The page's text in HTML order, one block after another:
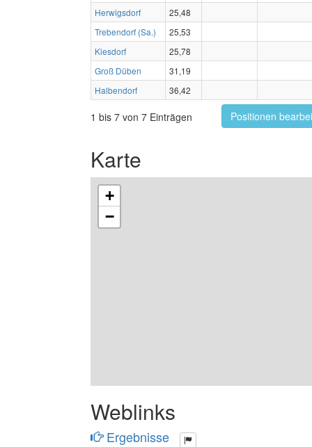
Herwigsdorf
25,48
Trebendorf (Sa.)
25,53
Kiesdorf
25,78
Groß Düben
31,19
Halbendorf
36,42
1 bis 7 von 7 Einträgen Positionen
Karte
+
−
Weblinks
Ergebnisse